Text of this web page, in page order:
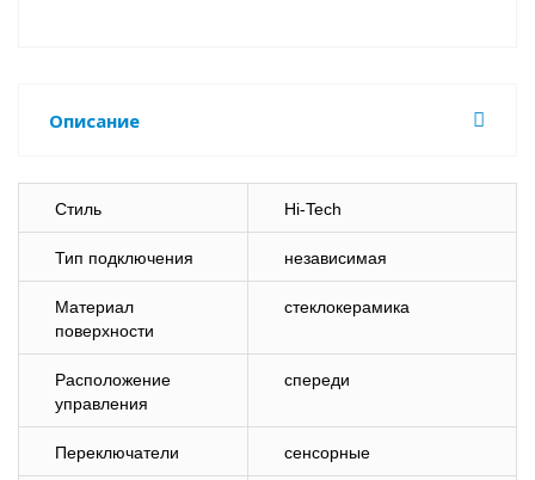
Описание
Стиль Hi-Tech
Тип подключения независимая
Материал
поверхности
стеклокерамика
Расположение
управления
спереди
Переключатели сенсорные